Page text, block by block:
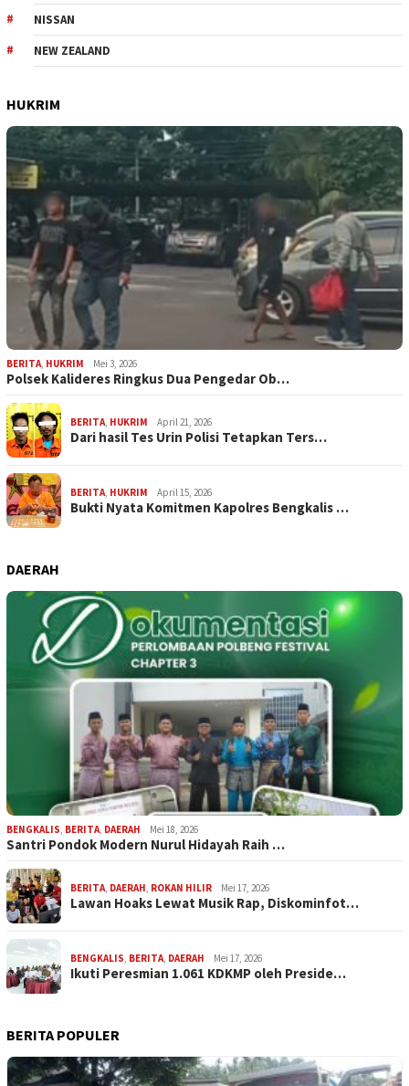
NISSAN
NEW ZEALAND
HUKRIM
BERITA, HUKRIM Mei 3, 2026
Polsek Kalideres Ringkus Dua Pengedar Ob…
BERITA, HUKRIM April 21, 2026
Dari hasil Tes Urin Polisi Tetapkan Ters…
BERITA, HUKRIM April 15, 2026
Bukti Nyata Komitmen Kapolres Bengkalis …
DAERAH
BENGKALIS, BERITA, DAERAH Mei 18, 2026
Santri Pondok Modern Nurul Hidayah Raih …
BERITA, DAERAH, ROKAN HILIR Mei 17, 2026
Lawan Hoaks Lewat Musik Rap, Diskominfot…
BENGKALIS, BERITA, DAERAH Mei 17, 2026
Ikuti Peresmian 1.061 KDKMP oleh Preside…
BERITA POPULER